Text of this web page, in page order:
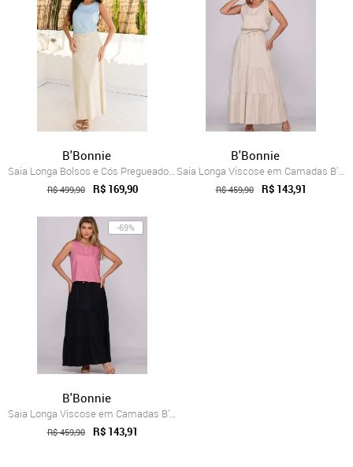
B'Bonnie
Saia Longa Bolsos e Cós Pregueado B’Bonn...
R$ 499,90 R$ 169,90
B'Bonnie
Saia Longa Viscose em Camadas B’Bonnie L...
R$ 459,90 R$ 143,91
-69%
B'Bonnie
Saia Longa Viscose em Camadas B’Bonnie L...
R$ 459,90 R$ 143,91